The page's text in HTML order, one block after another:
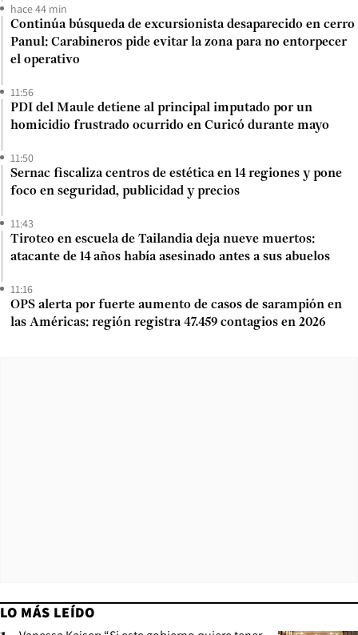
hace 44 min
Continúa búsqueda de excursionista desaparecido en cerro
Panul: Carabineros pide evitar la zona para no entorpecer
el operativo
11:56
PDI del Maule detiene al principal imputado por un
homicidio frustrado ocurrido en Curicó durante mayo
11:50
Sernac fiscaliza centros de estética en 14 regiones y pone
foco en seguridad, publicidad y precios
11:43
Tiroteo en escuela de Tailandia deja nueve muertos:
atacante de 14 años había asesinado antes a sus abuelos
11:16
OPS alerta por fuerte aumento de casos de sarampión en
las Américas: región registra 47.459 contagios en 2026
LO MÁS LEÍDO